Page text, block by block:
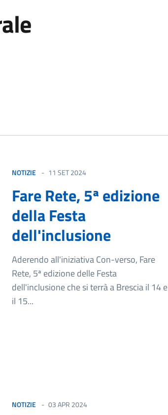
NOTIZIE 11 SET 2024
Fare Rete, 5ª edizione
della Festa
dell'inclusione
Aderendo all'iniziativa Con-verso, Fare
Rete, 5ª edizione delle Festa
dell'inclusione che si terrà a Brescia il 14 e
il 15...
NOTIZIE 03 APR 2024